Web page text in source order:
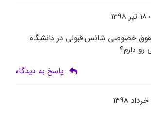
18 تیر 1398
با رتبه ۴۳۲ حقوق خصوصی شانس قبولی در دانشگاه
دارم؟
پاسخ به دیدگاه